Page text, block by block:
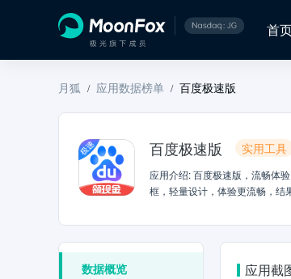
首
月狐 / 应用数据榜单 / 百度极速版
百度极速版 实用工具
应用介绍:百度极速版，流畅体
框，轻量设计，体验更流畅，结
性化推荐你更喜欢的内容，免费
数据概览
应用截